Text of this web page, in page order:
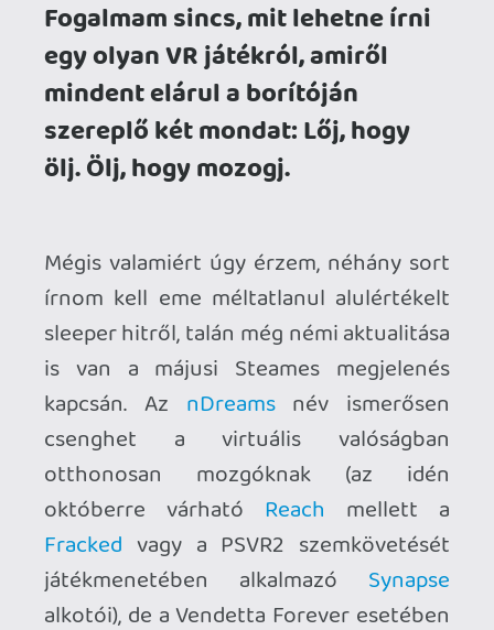
csenghet a virtuális valóságban
otthonosan mozgóknak (az idén
októberre várható Reachmellett a
Frackedvagy a PSVR2 szemkövetését
játékmenetében alkalmazóSynapse
alkotói), de a Vendetta Forever esetében
csak kiadói feladatokat láttak el egy
segített be három barátja 3D
modellekkel és zenével, egy nDreams-es
producer támogatásával kiegészülve,
mint ahogyan azt megtudtam a
MeatSpace Interactivealapítójától.